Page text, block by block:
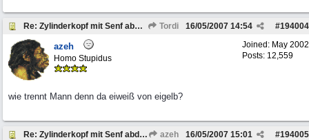
Re: Zylinderkopf mit Senf abdichten Tordi #194004
16/05/2007 14:54
Joined: May 2002
Posts: 12,559
azeh
Homo Stupidus
wie trennt Mann denn da eiweiß von eigelb?
Re: Zylinderkopf mit Senf abdichten azeh #194005
16/05/2007 15:01